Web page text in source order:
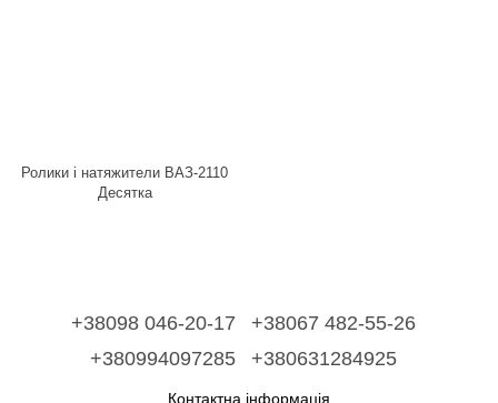
Ролики і натяжители ВАЗ-2110
Десятка
+38098 046-20-17
+38067 482-55-26
+380994097285
+380631284925
Контактна інформація